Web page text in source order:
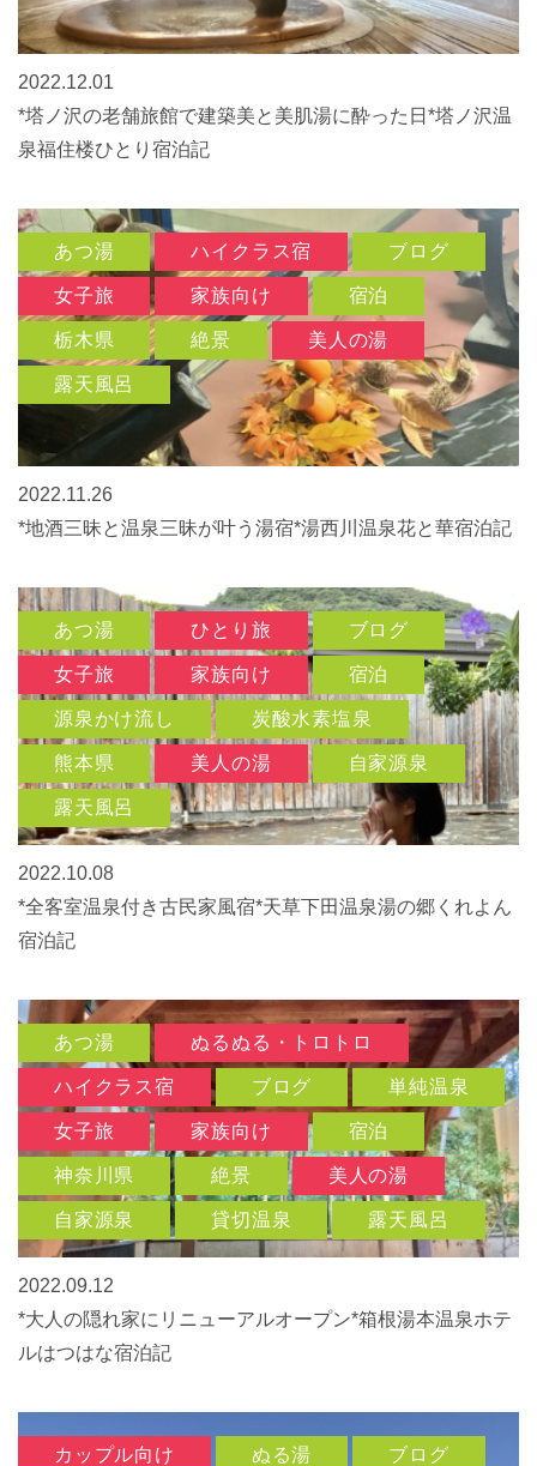
2022.12.01
*塔ノ沢の老舗旅館で建築美と美肌湯に酔った日*塔ノ沢温
泉福住楼ひとり宿泊記
あつ湯 ハイクラス宿 ブログ
女子旅 家族向け 宿泊
栃木県 絶景 美人の湯
露天風呂
2022.11.26
*地酒三昧と温泉三昧が叶う湯宿*湯西川温泉花と華宿泊記
あつ湯 ひとり旅 ブログ
女子旅 家族向け 宿泊
源泉かけ流し 炭酸水素塩泉
熊本県 美人の湯 自家源泉
露天風呂
2022.10.08
*全客室温泉付き古民家風宿*天草下田温泉湯の郷くれよん
宿泊記
あつ湯 ぬるぬる・トロトロ
ハイクラス宿 ブログ 単純温泉
女子旅 家族向け 宿泊
神奈川県 絶景 美人の湯
自家源泉 貸切温泉 露天風呂
2022.09.12
*大人の隠れ家にリニューアルオープン*箱根湯本温泉ホテ
ルはつはな宿泊記
カップル向け ぬる湯 ブログ